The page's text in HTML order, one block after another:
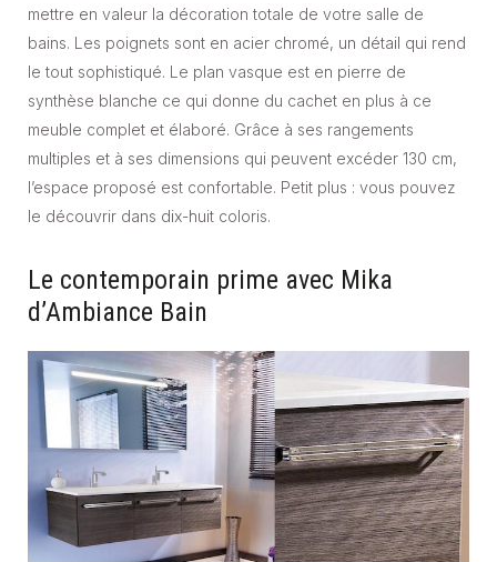
mettre en valeur la décoration totale de votre salle de
bains. Les poignets sont en acier chromé, un détail qui rend
le tout sophistiqué. Le plan vasque est en pierre de
synthèse blanche ce qui donne du cachet en plus à ce
meuble complet et élaboré. Grâce à ses rangements
multiples et à ses dimensions qui peuvent excéder 130 cm,
l’espace proposé est confortable. Petit plus : vous pouvez
le découvrir dans dix-huit coloris.
Le contemporain prime avec Mika
d’Ambiance Bain